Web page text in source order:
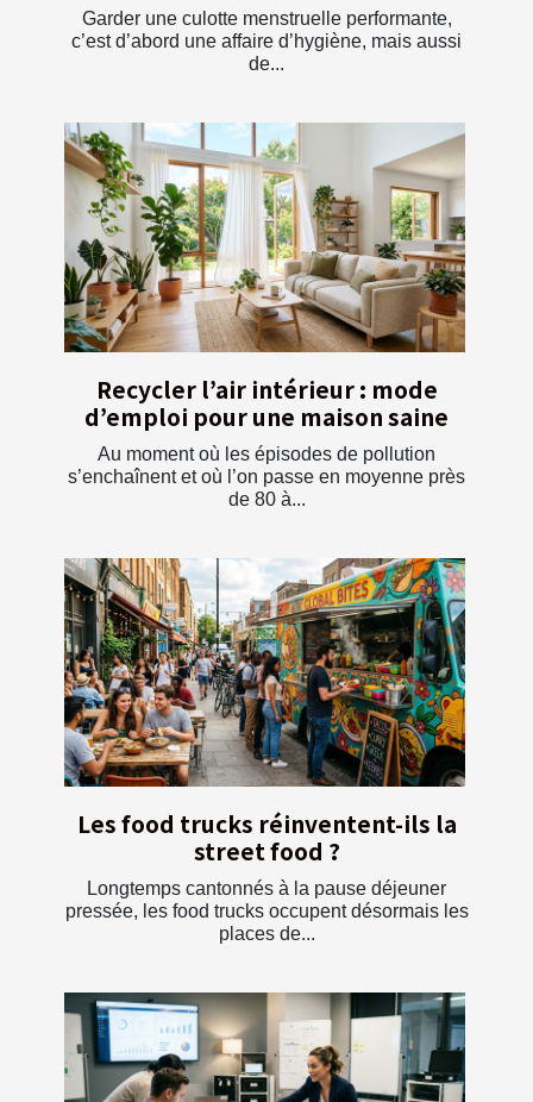
Garder une culotte menstruelle performante,
c’est d’abord une affaire d’hygiène, mais aussi
de...
Recycler l’air intérieur : mode
d’emploi pour une maison saine
Au moment où les épisodes de pollution
s’enchaînent et où l’on passe en moyenne près
de 80 à...
Les food trucks réinventent-ils la
street food ?
Longtemps cantonnés à la pause déjeuner
pressée, les food trucks occupent désormais les
places de...